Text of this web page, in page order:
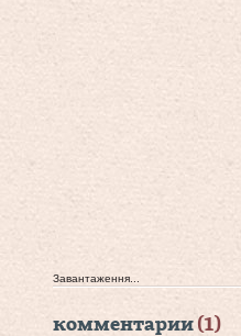
Завантаження...
комментарии (1)